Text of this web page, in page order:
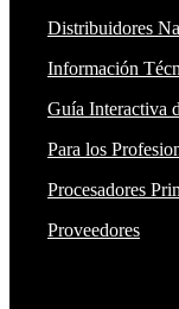
Distribuidores
Información
Guía Interactiva
Para los
Procesadores
Proveedores